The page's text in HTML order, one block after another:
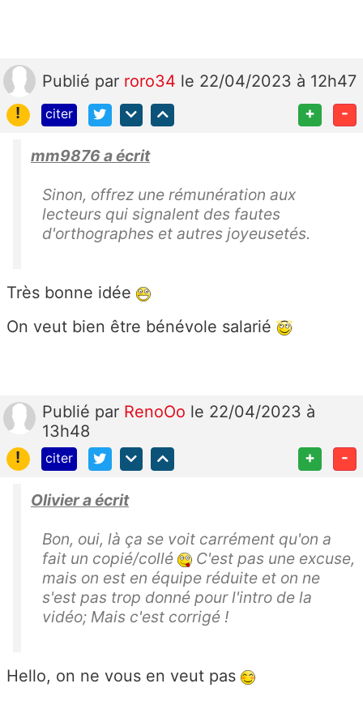
Publié par roro34 le 22/04/2023 à 12h47
!
citer + -
mm9876 a écrit
Sinon, offrez une rémunération aux
lecteurs qui signalent des fautes
d'orthographes et autres joyeusetés.
Très bonne idée
On veut bien être bénévole salarié
Publié par RenoOo le 22/04/2023 à
13h48
!
citer + -
Olivier a écrit
Bon, oui, là ça se voit carrément qu'on a
fait un copié/collé
C'est pas une excuse,
mais on est en équipe réduite et on ne
s'est pas trop donné pour l'intro de la
vidéo; Mais c'est corrigé !
Hello, on ne vous en veut pas